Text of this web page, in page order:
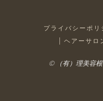
プライバシーポリ
ヘアーサロ
© （有）理美容